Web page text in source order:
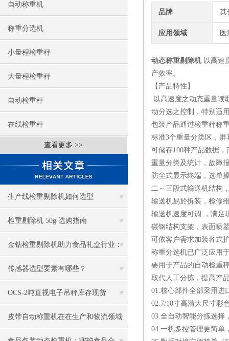
自动称重机
称重分选机
小量程检重秤
大量程检重秤
自动检重秤
在线检重秤
查看更多 >>
生产线检重剔除机如何选型
检重剔除机 50g 选购指南
金钻检重剔除机助力食品礼盒行业：
杜绝缺件投诉，降低运营损耗
传感器选型要素有哪些？
OCS-2吨直视电子吊秤库存现货
皮带自动称重机在在生产和物流领域
品牌 其
应用领域
动态称重剔除机以高速
产效率。
【产品特性】
以高速度之动态重量读
动分选之控制，特别适
包装产品通过检重秤称
标准3个重量分类区，屏
可储存100种产品数据，
重量分类及统计，故障
防尘式显示终端，选单
二～三段式输送机结构
输送机易於拆装，检修
输送机速度可调 ，满足
碳钢结构支架，表面喷
可依客户需求加装各式
称重分选机已广泛应用
要用于产品的自动检重
取代人工分拣，提高产
01.核心部件全部采用进
02.7/10寸高清大尺寸彩
03.全自动智能分拣选择
04.一机多控管理更简单